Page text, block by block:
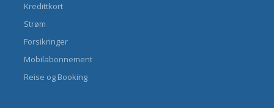
Kredittkort
Strøm
Forsikringer
Mobilabonnement
Reise og Booking